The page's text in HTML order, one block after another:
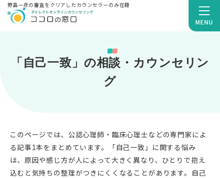
MENU
野島一彦の審査をクリアしたカウンセラーのみ在籍
「自己一致」の相談・カウンセリン
グ
このページでは、公認心理師・臨床心理士などの専門家によ
る記事1本をまとめています。「自己一致」に関する悩み
は、原因や感じ方が人によって大きく異なり、ひとりで抱え
込むと気持ちの整理がつきにくくなることがあります。自己